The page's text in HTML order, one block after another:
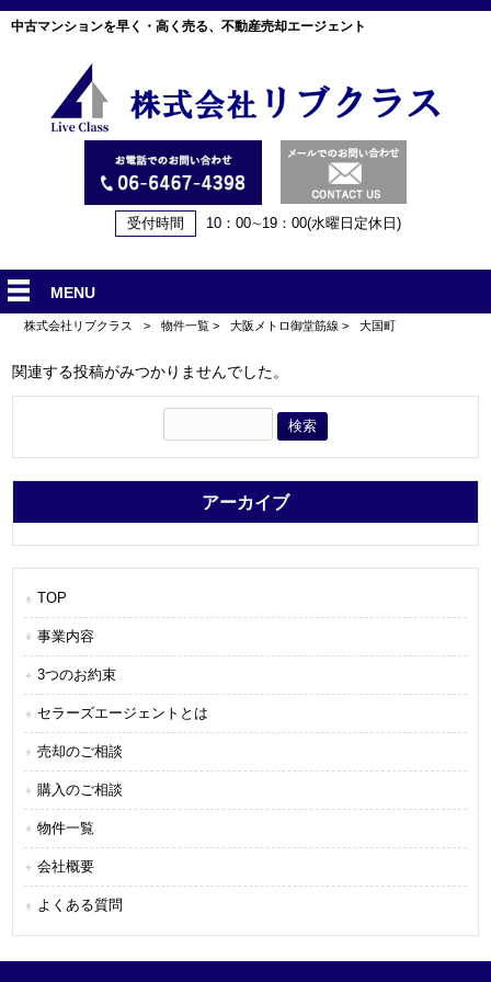
中古マンションを早く・高く売る、不動産売却エージェント
受付時間 10：00∼19：00(水曜日定休日)
MENU
株式会社リブクラス > 物件一覧 > 大阪メトロ御堂筋線 > 大国町
関連する投稿がみつかりませんでした。
アーカイブ
TOP
事業内容
3つのお約束
セラーズエージェントとは
売却のご相談
購入のご相談
物件一覧
会社概要
よくある質問